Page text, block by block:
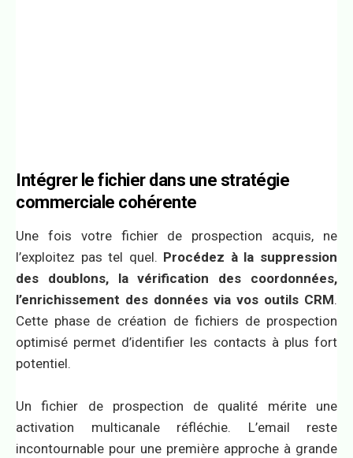
Intégrer le fichier dans une stratégie
commerciale cohérente
Une fois votre fichier de prospection acquis, ne
l’exploitez pas tel quel. Procédez à la suppression
des doublons, la vérification des coordonnées,
l’enrichissement des données via vos outils CRM.
Cette phase de création de fichiers de prospection
optimisé permet d’identifier les contacts à plus fort
potentiel.
Un fichier de prospection de qualité mérite une
activation multicanale réfléchie. L’email reste
incontournable pour une première approche à grande